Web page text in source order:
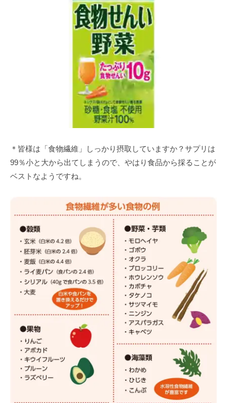
＊皆様は「食物繊維」しっかり摂取していますか？サプリは
99％小と大から出てしまうので、やはり食品から採ることが
ベストなようですね。